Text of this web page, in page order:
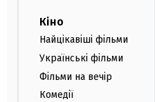
Кіно
Найцікавіші фільми
Українські фільми
Фільми на вечір
Комедії